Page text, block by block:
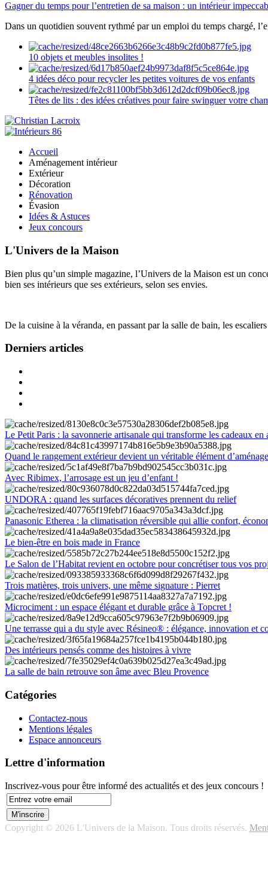
Gagner du temps pour l’entretien de sa maison : un intérieur
Dans un quotidien souvent rythmé par un emploi du temps chargé,
10 objets et meubles insolites !
4 idées déco pour recycler les petites voitures de vos enfants
Têtes de lits : des idées créatives pour faire swinguer votre
Accueil
Aménagement intérieur
Extérieur
Décoration
Rénovation
Évasion
Idées & Astuces
Jeux concours
L'Univers de la Maison
Bien plus qu’un simple magazine, l’Univers de la Maison est un
bien ses intérieurs que ses extérieurs, selon ses envies.
De la cuisine à la véranda, en passant par la salle de bain, les
Derniers articles
Le Petit Paris : la savonnerie artisanale qui transforme les cadeaux en
Quand le rangement extérieur devient un véritable élément
Avec Ribimex, l’arrosage est un jeu d’enfant !
UNDORA : quand les surfaces décoratives prennent du relief
Panasonic Etherea : la climatisation réversible qui allie confort,
Le bien-être en bois made in France
Le Salon de l’Habitat revient en octobre pour concrétiser tous vos
Trois matières, trois univers, une même signature : Pierret
Microciment : un espace élégant et durable grâce à Topcret !
Une terrasse qui a du style avec Résineo® : élégance, innovation et
Des intérieurs pensés comme des histoires à vivre
La salle de bain retrouve son âme avec Bleu Provence
Catégories
Contactez-nous
Mentions légales
Espace annonceurs
Lettre d'information
Inscrivez-vous pour être informé des actualités et des jeux concours !
Copyright © 2026 L'Univers de la Maison. Tous droits réservés.